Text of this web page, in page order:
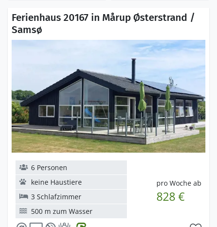
Ferienhaus 20167 in Mårup Østerstrand /
Samsø
pro Woche ab
828 €
6 Personen
keine Haustiere
3 Schlafzimmer
500 m zum Wasser